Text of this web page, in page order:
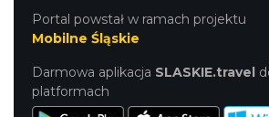
Portal powstał w ramach projektu
Mobilne Śląskie
Darmowa aplikacja SLASKIE.travel
platformach